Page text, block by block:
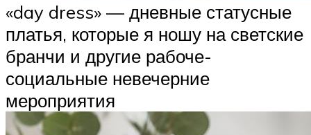
«day dress» — дневные статусные
платья, которые я ношу на светские
бранчи и другие рабоче-
социальные невечерние
мероприятия